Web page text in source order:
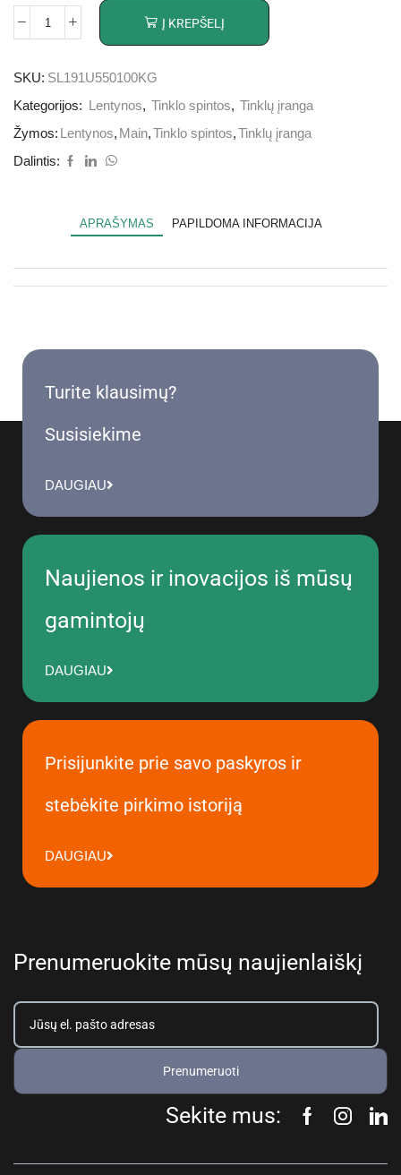
Į KREPŠELĮ
SKU: SL191U550100KG
Kategorijos:
Lentynos, Tinklo spintos, Tinklų įranga
Žymos:
Lentynos, Main,Tinklo spintos,Tinklų įranga
Dalintis:
APRAŠYMAS PAPILDOMA INFORMACIJA
Turite klausimų?
Susisiekime
DAUGIAU
Naujienos ir inovacijos iš mūsų
gamintojų
DAUGIAU
Prisijunkite prie savo paskyros ir
stebėkite pirkimo istoriją
DAUGIAU
Prenumeruokite mūsų naujienlaiškį
Prenumeruoti
Sekite mus: